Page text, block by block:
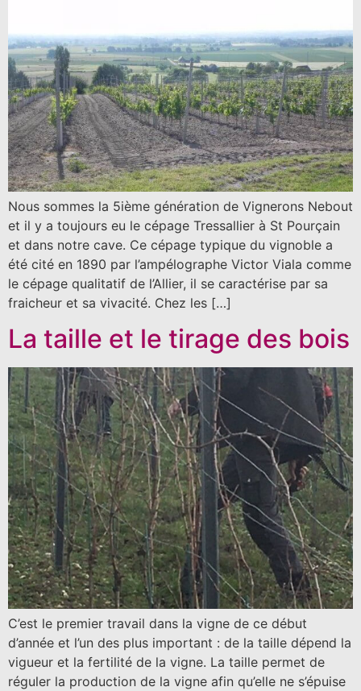
Nous sommes la 5ième génération de Vignerons Nebout
et il y a toujours eu le cépage Tressallier à St Pourçain
et dans notre cave. Ce cépage typique du vignoble a
été cité en 1890 par l’ampélographe Victor Viala comme
le cépage qualitatif de l’Allier, il se caractérise par sa
fraicheur et sa vivacité. Chez les […]
La taille et le tirage des bois
C’est le premier travail dans la vigne de ce début
d’année et l’un des plus important : de la taille dépend la
vigueur et la fertilité de la vigne. La taille permet de
réguler la production de la vigne afin qu’elle ne s’épuise